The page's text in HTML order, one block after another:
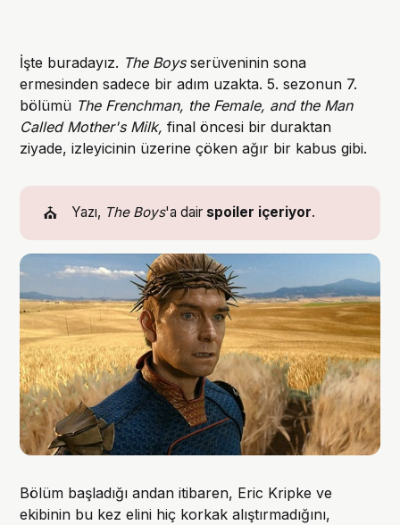
İşte buradayız. The Boysserüveninin sona
ermesinden sadece bir adım uzakta. 5. sezonun 7.
bölümü The Frenchman, the Female, and the Man
Called Mother's Milk, final öncesi bir duraktan
ziyade, izleyicinin üzerine çöken ağır bir kabus gibi.
⛪ Yazı, The Boys'a dair spoiler içeriyor.
Bölüm başladığı andan itibaren, Eric Kripke ve
ekibinin bu kez elini hiç korkak alıştırmadığını,